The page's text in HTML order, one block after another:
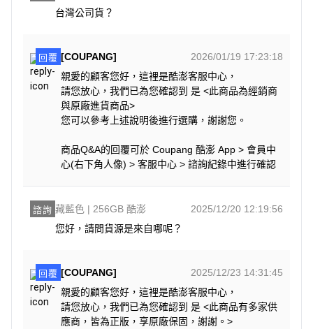
台灣公司貨？
回覆 [COUPANG]
2026/01/19 17:23:18
親愛的顧客您好，這裡是酷澎客服中心，
請您放心，我們已為您確認到 是 <此商品為經銷商
與原廠進貨商品>
您可以參考上述說明後進行選購，謝謝您。
商品Q&A的回覆可於 Coupang 酷澎 App > 會員中
心(右下角人像) > 客服中心 > 諮詢紀錄中進行確認
諮詢 藏藍色 | 256GB 酷澎
2025/12/20 12:19:56
您好，請問貨源是來自哪呢？
回覆 [COUPANG]
2025/12/23 14:31:45
親愛的顧客您好，這裡是酷澎客服中心，
請您放心，我們已為您確認到 是 <此商品有多家供
應商，皆為正版，享原廠保固，謝謝。>